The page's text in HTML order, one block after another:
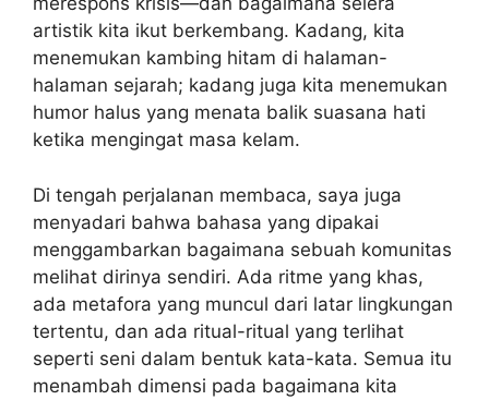
artistik kita ikut berkembang. Kadang, kita
menemukan kambing hitam di halaman-
halaman sejarah; kadang juga kita menemukan
humor halus yang menata balik suasana hati
ketika mengingat masa kelam.
Di tengah perjalanan membaca, saya juga
menyadari bahwa bahasa yang dipakai
menggambarkan bagaimana sebuah komunitas
melihat dirinya sendiri. Ada ritme yang khas,
ada metafora yang muncul dari latar lingkungan
tertentu, dan ada ritual-ritual yang terlihat
seperti seni dalam bentuk kata-kata. Semua itu
menambah dimensi pada bagaimana kita